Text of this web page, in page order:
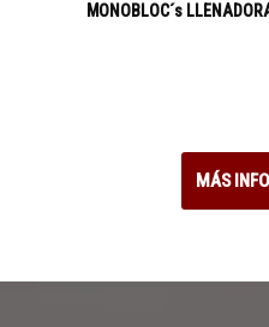
MONOBLOC´s
MÁS